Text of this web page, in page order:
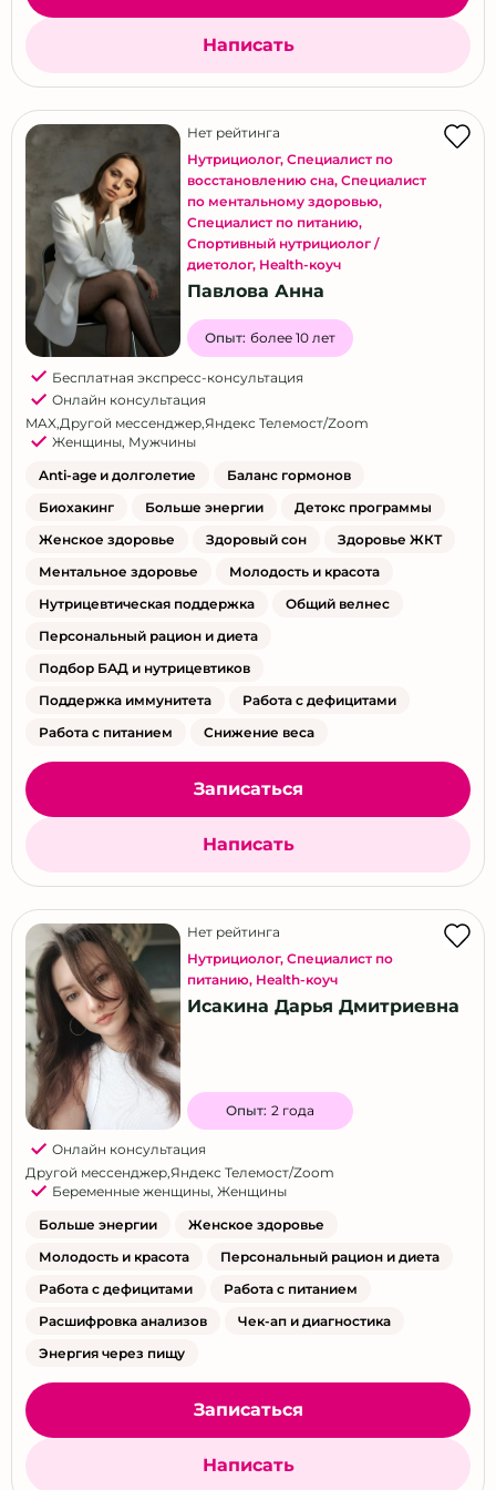
Написать
Нет рейтинга
Нутрициолог, Специалист по
восстановлению сна, Специалист
по ментальному здоровью,
Специалист по питанию,
Спортивный нутрициолог /
диетолог, Health-коуч
Павлова Анна
Опыт: более 10 лет
Бесплатная экспресс-консультация
Онлайн консультация
MAX,Другой мессенджер,Яндекс Телемост/Zoom
Женщины, Мужчины
Anti-age и долголетие
Баланс гормонов
Биохакинг
Больше энергии
Детокс программы
Женское здоровье
Здоровый сон
Здоровье ЖКТ
Ментальное здоровье
Молодость и красота
Нутрицевтическая поддержка
Общий велнес
Персональный рацион и диета
Подбор БАД и нутрицевтиков
Поддержка иммунитета
Работа с дефицитами
Работа с питанием
Снижение веса
Записаться
Написать
Нет рейтинга
Нутрициолог, Специалист по
питанию, Health-коуч
Исакина Дарья Дмитриевна
Опыт: 2 года
Онлайн консультация
Другой мессенджер,Яндекс Телемост/Zoom
Беременные женщины, Женщины
Больше энергии
Женское здоровье
Молодость и красота
Персональный рацион и диета
Работа с дефицитами
Работа с питанием
Расшифровка анализов
Чек-ап и диагностика
Энергия через пищу
Записаться
Написать